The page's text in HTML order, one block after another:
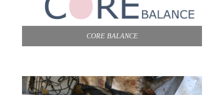
CORE BALANCE